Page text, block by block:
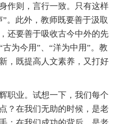
作则，言行一致。只有这样
。此外，教师既要善于汲取
还要善于吸收古今中外的先
为今用”、“洋为中用”。教
，既提高人文素养，又打好
职业。试想一下，我们每个
？在我们无助的时候，是老